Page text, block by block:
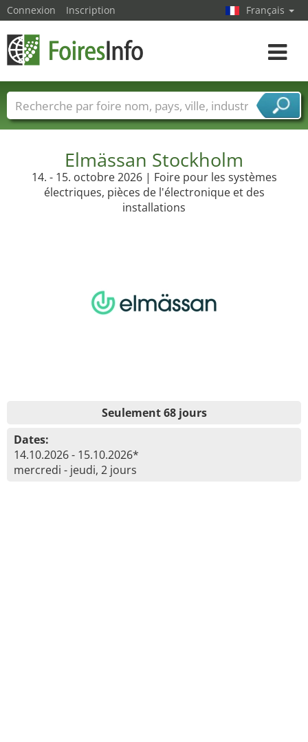
Elmässan Stockholm
14. - 15. octobre 2026 | Foire pour les systèmes
électriques, pièces de l'électronique et des
installations
Seulement 68 jours
Dates:
14.10.2026 - 15.10.2026*
mercredi - jeudi, 2 jours
Connexion Inscription Français
Toggle
Foire noms Pays Villes
Secteurs de foire